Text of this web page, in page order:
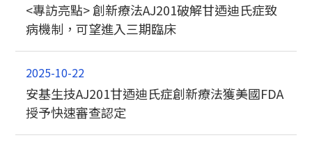
<專訪亮點> 創新療法AJ201破解甘迺迪氏症致
病機制，可望進入三期臨床
2025-10-22
安基生技AJ201甘迺迪氏症創新療法獲美國FDA
授予快速審查認定